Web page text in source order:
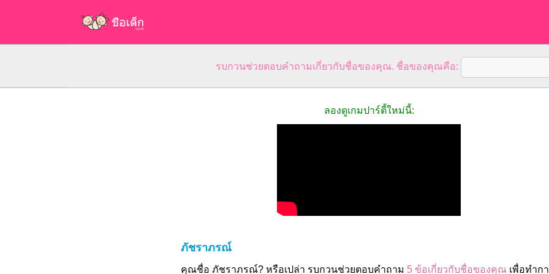
รบกวนช่วยตอบคำถามเกี่ยวกับชื่อของคุณ. ชื่อของคุณคือ:
ลองดูเกมปาร์ตี้ใหม่นี้:
ภัชราภรณ์
คุณชื่อ ภัชราภรณ์? หรือเปล่า รบกวนช่วยตอบคำถาม 5 ข้อเกี่ยวกับชื่อของคุณเพื่อทำก